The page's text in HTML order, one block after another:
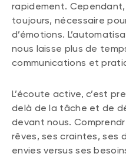
PLACEMENTS
Placements privés
FNB
SOLUTIONS DE
Compte Surintérêt
CONNEXION REQUISE
Portail de formation
Événements
Énoncé politique
(Portefeuilles
rapidement.
toujours, nécessaire
d’émotions.
nous laisse plus de
communications et
L’écoute active, c’est
delà de la tâche et de
devant nous.
rêves, ses craintes, ses
envies versus ses